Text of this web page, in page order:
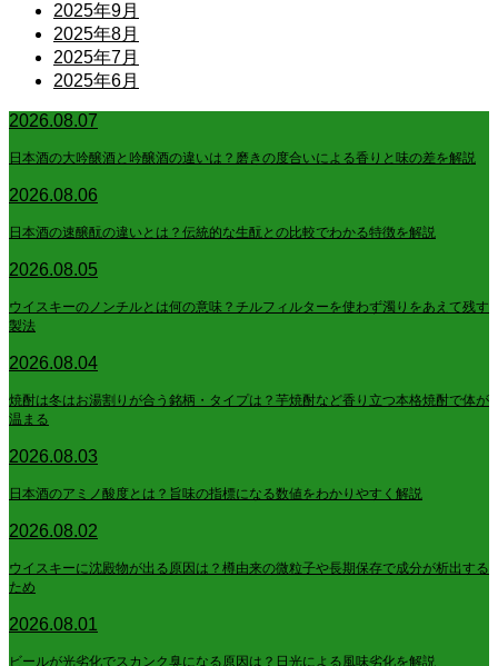
2025年9月
2025年8月
2025年7月
2025年6月
2026.08.07
日本酒の大吟醸酒と吟醸酒の違いは？磨きの度合いによる香りと味の差を解説
2026.08.06
日本酒の速醸酛の違いとは？伝統的な生酛との比較でわかる特徴を解説
2026.08.05
ウイスキーのノンチルとは何の意味？チルフィルターを使わず濁りをあえて残す
製法
2026.08.04
焼酎は冬はお湯割りが合う銘柄・タイプは？芋焼酎など香り立つ本格焼酎で体が
温まる
2026.08.03
日本酒のアミノ酸度とは？旨味の指標になる数値をわかりやすく解説
2026.08.02
ウイスキーに沈殿物が出る原因は？樽由来の微粒子や長期保存で成分が析出する
ため
2026.08.01
ビールが光劣化でスカンク臭になる原因は？日光による風味劣化を解説